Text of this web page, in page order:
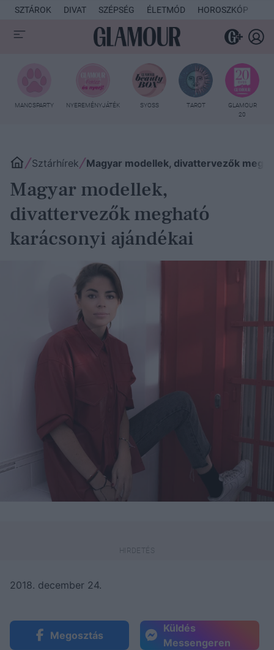
SZTÁROK DIVAT SZÉPSÉG ÉLETMÓD HOROSZKÓP
MANCSPARTY NYEREMÉNYJÁTÉK SYOSS TAROT
GLAMOUR
20
Sztárhírek Magyar modellek, divattervezők
Magyar modellek,
divattervezők megható
karácsonyi ajándékai
2018. december 24.
Megosztás
Küldés
Messengeren